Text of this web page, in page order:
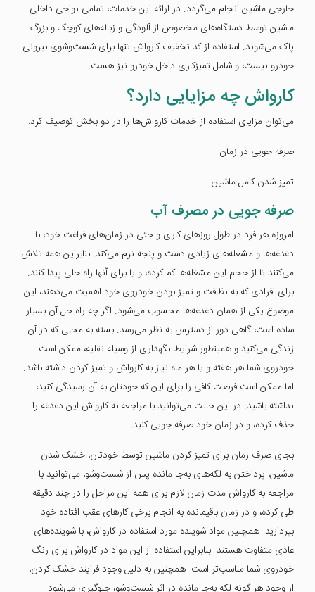
خارجی ماشین انجام می‌گردد. در ارائه این خدمات، تمامی نواحی داخلی
ماشین توسط دستگاه‌های مخصوص از آلودگی و زباله‌های کوچک و بزرگ
پاک می‌شوند. استفاده از کد تخفیف کارواش تنها برای شست‌وشوی بیرونی
خودرو نیست، و شامل تمیزکاری داخل خودرو نیز هست.
کارواش چه مزایایی دارد؟
می‌توان مزایای استفاده از خدمات کارواش‌ها را در دو بخش توصیف کرد:
صرفه جویی در زمان
تمیز شدن کامل ماشین
صرفه جویی در مصرف آب
امروزه هر فرد در طول روزهای کاری و حتی در زمان‌های فراغت خود، با
دغدغه‌ها و مشغله‌های زیادی دست و پنجه نرم می‌کند. بنابراین همه تلاش
می‌کنند تا از حجم این مشغله‌ها کم کرده، و یا برای آنها راه حلی پیدا کنند.
برای افرادی که به نظافت و تمیز بودن خودروی خود اهمیت می‌دهند، این
موضوع یکی از همان دغدغه‌ها محسوب می‌شود. اگر چه راه حل آن بسیار
ساده است، گاهی دور از دسترس به نظر می‌رسد. بسته به محلی که در آن
زندگی می‌کنید و همینطور شرایط نگهداری از وسیله نقلیه، ممکن است
خودروی شما هر هفته و یا هر ماه نیاز به کارواش و تمیز کردن داشته باشد.
اما ممکن است فرصت کافی را برای این که خودتان به آن رسیدگی کنید،
نداشته باشید. در این حالت می‌توانید با مراجعه به کارواش این دغدغه را
حذف کرده، و در زمان خود صرفه جویی کنید.
بجای صرف زمان برای تمیز کردن ماشین توسط خودتان، خشک شدن
ماشین، پرداختن به لکه‌های به‌جا مانده پس از شست‌وشو، می‌توانید با
مراجعه به کارواش مدت زمان لازم برای همه این مراحل را در چند دقیقه
طی کرده، و در زمان باقیمانده به انجام برخی کارهای عقب افتاده خود
بپردازید. همچنین مواد شوینده مورد استفاده در کارواش، با شوینده‌های
عادی متفاوت هستند. بنابراین استفاده از این مواد در کارواش برای رنگ
خودروی شما مناسب‌تر است. همچنین به دلیل وجود فرایند خشک کردن،
از وجود هر گونه لکه به‌جا مانده در اثر شست‌وشو، جلوگیری می‌شود.